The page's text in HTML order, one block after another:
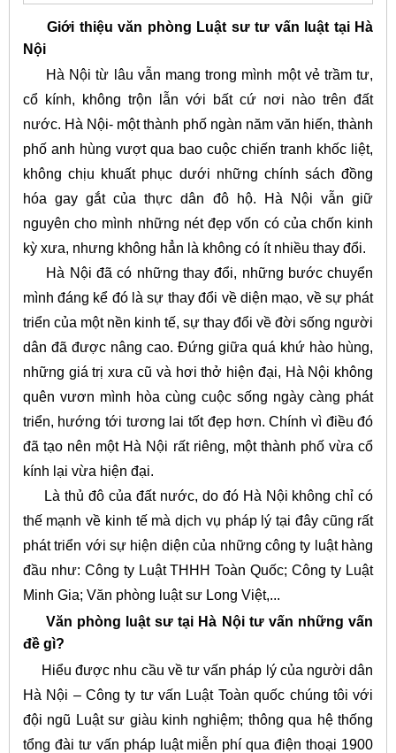
Giới thiệu văn phòng Luật sư tư vấn luật tại Hà
Nội
Hà Nội từ lâu vẫn mang trong mình một vẻ trầm tư,
cổ kính, không trộn lẫn với bất cứ nơi nào trên đất
nước. Hà Nội- một thành phố ngàn năm văn hiến, thành
phố anh hùng vượt qua bao cuộc chiến tranh khốc liệt,
không chịu khuất phục dưới những chính sách đồng
hóa gay gắt của thực dân đô hộ. Hà Nội vẫn giữ
nguyên cho mình những nét đẹp vốn có của chốn kinh
kỳ xưa, nhưng không hẳn là không có ít nhiều thay đổi.
Hà Nội đã có những thay đổi, những bước chuyển
mình đáng kể đó là sự thay đổi về diện mạo, về sự phát
triển của một nền kinh tế, sự thay đổi về đời sống người
dân đã được nâng cao. Đứng giữa quá khứ hào hùng,
những giá trị xưa cũ và hơi thở hiện đại, Hà Nội không
quên vươn mình hòa cùng cuộc sống ngày càng phát
triển, hướng tới tương lai tốt đẹp hơn. Chính vì điều đó
đã tạo nên một Hà Nội rất riêng, một thành phố vừa cổ
kính lại vừa hiện đại.
Là thủ đô của đất nước, do đó Hà Nội không chỉ có
thế mạnh về kinh tế mà dịch vụ pháp lý tại đây cũng rất
phát triển với sự hiện diện của những công ty luật hàng
đầu như: Công ty Luật THHH Toàn Quốc; Công ty Luật
Minh Gia; Văn phòng luật sư Long Việt,...
Văn phòng luật sư tại Hà Nội tư vấn những vấn
đề gì?
Hiểu được nhu cầu về tư vấn pháp lý của người dân
Hà Nội – Công ty tư vấn Luật Toàn quốc chúng tôi với
đội ngũ Luật sư giàu kinh nghiệm; thông qua hệ thống
tổng đài tư vấn pháp luật miễn phí qua điện thoại 1900